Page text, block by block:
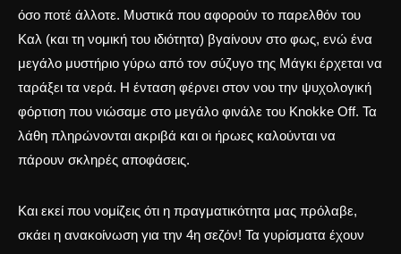
όσο ποτέ άλλοτε. Μυστικά που αφορούν το παρελθόν του
Καλ (και τη νομική του ιδιότητα) βγαίνουν στο φως, ενώ ένα
μεγάλο μυστήριο γύρω από τον σύζυγο της Μάγκι έρχεται να
ταράξει τα νερά. Η ένταση φέρνει στον νου την ψυχολογική
φόρτιση που νιώσαμε στο μεγάλο φινάλε του Knokke Off. Τα
λάθη πληρώνονται ακριβά και οι ήρωες καλούνται να
πάρουν σκληρές αποφάσεις.
Και εκεί που νομίζεις ότι η πραγματικότητα μας πρόλαβε,
σκάει η ανακοίνωση για την 4η σεζόν! Τα γυρίσματα έχουν